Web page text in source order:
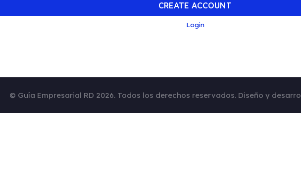
CREATE ACCOUNT
Login
© Guía Empresarial RD 2026. Todos los derechos reservados. Diseño y